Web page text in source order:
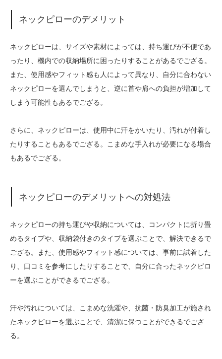
ネックピローのデメリット
ネックピローは、サイズや素材によっては、持ち運びが不便であ
ったり、機内での収納場所に困ったりすることがあるでござる。
また、使用感やフィット感も人によって異なり、自分に合わない
ネックピローを選んでしまうと、逆に首や肩への負担が増加して
しまう可能性もあるでござる。
さらに、ネックピローは、使用中に汗をかいたり、汚れが付着し
たりすることもあるでござる。こまめな手入れが必要になる場合
もあるでござる。
ネックピローのデメリットへの対処法
ネックピローの持ち運びや収納については、コンパクトに折り畳
めるタイプや、収納袋付きのタイプを選ぶことで、解決できるで
ござる。また、使用感やフィット感については、事前に試着した
り、口コミを参考にしたりすることで、自分に合ったネックピロ
ーを選ぶことができるでござる。
汗や汚れについては、こまめな洗濯や、抗菌・防臭加工が施され
たネックピローを選ぶことで、清潔に保つことができるでござ
る。